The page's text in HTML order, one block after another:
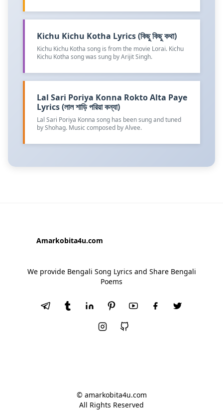
Kichu Kichu Kotha Lyrics (কিছু কিছু কথা)
Kichu Kichu Kotha song is from the movie Lorai. Kichu
Kichu Kotha song was sung by Arijit Singh.
Lal Sari Poriya Konna Rokto Alta Paye
Lyrics (লাল শাড়ি পরিয়া কন্যা)
Lal Sari Poriya Konna song has been sung and tuned
by Shohag. Music composed by Alvee.
Amarkobita4u.com
We provide Bengali Song Lyrics and Share Bengali
Poems
© amarkobita4u.com
All Rights Reserved